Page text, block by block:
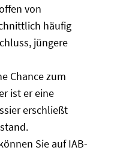
von
häufig
jüngere
Chance zum
ist er eine
erschließt
Sie auf IAB-